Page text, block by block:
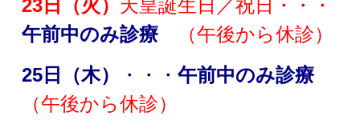
23日（火） 天皇誕生日／祝日・・・
午前中のみ診療
（午後から休診）
25日（木）
・・・ 午前中のみ診療
（午後から休診）